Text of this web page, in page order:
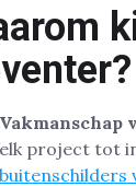
Vakmanschap
elk project tot
buitenschilders